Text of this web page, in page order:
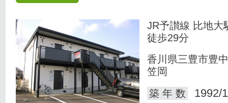
JR予讃線 比地大
徒歩29分
香川県三豊市豊
笠岡
築 年 数
1992/